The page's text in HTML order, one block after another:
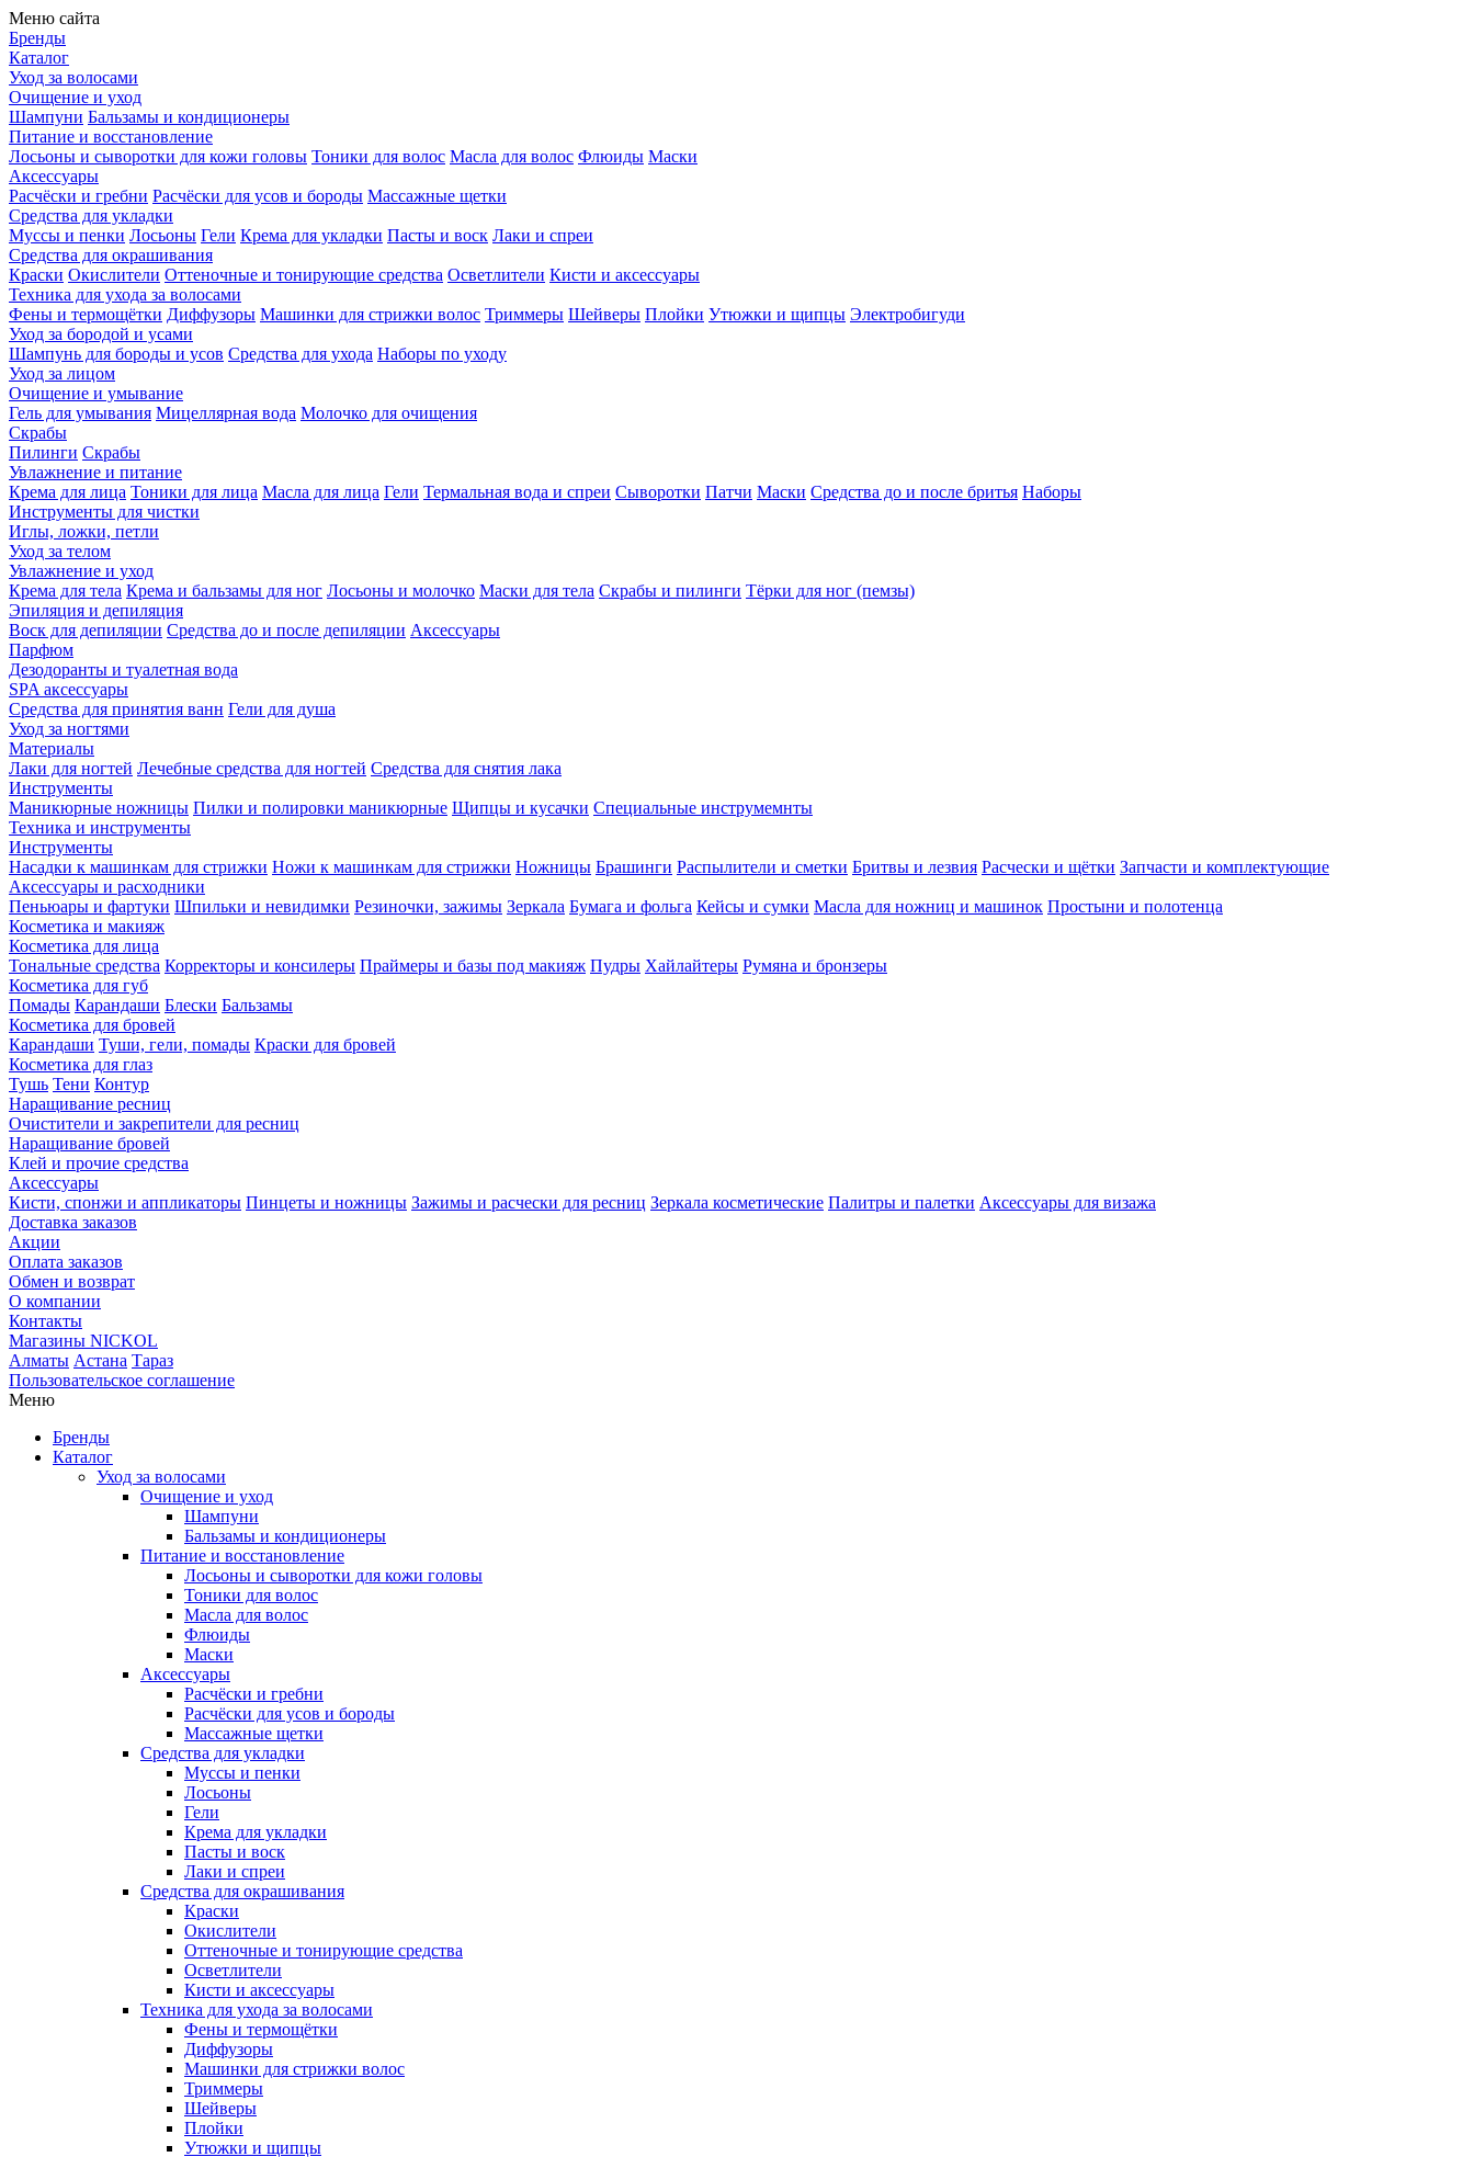
Меню сайта
Бренды
Каталог
Уход за волосами
Очищение и уход
Шампуни Бальзамы и кондиционеры
Питание и восстановление
Лосьоны и сыворотки для кожи головы Тоники для волос Масла для волос Флюиды Маски
Аксессуары
Расчёски и гребни Расчёски для усов и бороды Массажные щетки
Средства для укладки
Муссы и пенки Лосьоны Гели Крема для укладки Пасты и воск Лаки и спреи
Средства для окрашивания
Краски Окислители Оттеночные и тонирующие средства Осветлители Кисти и аксессуары
Техника для ухода за волосами
Фены и термощётки Диффузоры Машинки для стрижки волос Триммеры Шейверы Плойки Утюжки и щипцы Электробигуди
Уход за бородой и усами
Шампунь для бороды и усов Средства для ухода Наборы по уходу
Уход за лицом
Очищение и умывание
Гель для умывания Мицеллярная вода Молочко для очищения
Скрабы
Пилинги Скрабы
Увлажнение и питание
Крема для лица Тоники для лица Масла для лица Гели Термальная вода и спреи Сыворотки Патчи Маски Средства до и после бритья Наборы
Инструменты для чистки
Иглы, ложки, петли
Уход за телом
Увлажнение и уход
Крема для тела Крема и бальзамы для ног Лосьоны и молочко Маски для тела Скрабы и пилинги Тёрки для ног (пемзы)
Эпиляция и депиляция
Воск для депиляции Средства до и после депиляции Аксессуары
Парфюм
Дезодоранты и туалетная вода
SPA аксессуары
Средства для принятия ванн Гели для душа
Уход за ногтями
Материалы
Лаки для ногтей Лечебные средства для ногтей Средства для снятия лака
Инструменты
Маникюрные ножницы Пилки и полировки маникюрные Щипцы и кусачки Специальные инструмемнты
Техника и инструменты
Инструменты
Насадки к машинкам для стрижки Ножи к машинкам для стрижки Ножницы Брашинги Распылители и сметки Бритвы и лезвия Расчески и щётки Запчасти и комплектующие
Аксессуары и расходники
Пеньюары и фартуки Шпильки и невидимки Резиночки, зажимы Зеркала Бумага и фольга Кейсы и сумки Масла для ножниц и машинок Простыни и полотенца
Косметика и макияж
Косметика для лица
Тональные средства Корректоры и консилеры Праймеры и базы под макияж Пудры Хайлайтеры Румяна и бронзеры
Косметика для губ
Помады Карандаши Блески Бальзамы
Косметика для бровей
Карандаши Туши, гели, помады Краски для бровей
Косметика для глаз
Тушь Тени Контур
Наращивание ресниц
Очистители и закрепители для ресниц
Наращивание бровей
Клей и прочие средства
Аксессуары
Кисти, спонжи и аппликаторы Пинцеты и ножницы Зажимы и расчески для ресниц Зеркала косметические Палитры и палетки Аксессуары для визажа
Доставка заказов
Акции
Оплата заказов
Обмен и возврат
О компании
Контакты
Магазины NICKOL
Алматы Астана Тараз
Пользовательское соглашение
Меню
Бренды
Каталог
Уход за волосами
Очищение и уход
Шампуни
Бальзамы и кондиционеры
Питание и восстановление
Лосьоны и сыворотки для кожи головы
Тоники для волос
Масла для волос
Флюиды
Маски
Аксессуары
Расчёски и гребни
Расчёски для усов и бороды
Массажные щетки
Средства для укладки
Муссы и пенки
Лосьоны
Гели
Крема для укладки
Пасты и воск
Лаки и спреи
Средства для окрашивания
Краски
Окислители
Оттеночные и тонирующие средства
Осветлители
Кисти и аксессуары
Техника для ухода за волосами
Фены и термощётки
Диффузоры
Машинки для стрижки волос
Триммеры
Шейверы
Плойки
Утюжки и щипцы